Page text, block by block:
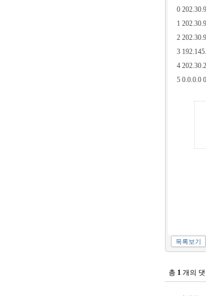
0
1
2
3
4
5 0.0.0.0
목록보기
총 1 개의